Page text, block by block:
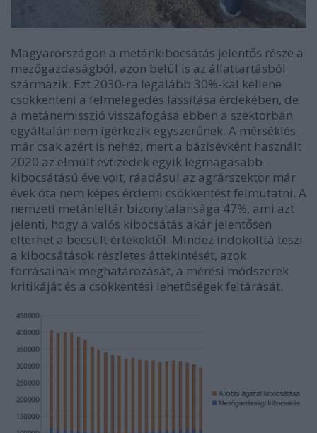
Magyarországon a metánkibocsátás jelentős része a
mezőgazdaságból, azon belül is az állattartásból
származik. Ezt 2030-ra legalább 30%-kal kellene
csökkenteni a felmelegedés lassítása érdekében, de
a metánemisszió visszafogása ebben a szektorban
egyáltalán nem ígérkezik egyszerűnek. A mérséklés
már csak azért is nehéz, mert a bázisévként használt
2020 az elmúlt évtizedek egyik legmagasabb
kibocsátású éve volt, ráadásul az agrárszektor már
évek óta nem képes érdemi csökkentést felmutatni. A
nemzeti metánleltár bizonytalansága 47%, ami azt
jelenti, hogy a valós kibocsátás akár jelentősen
eltérhet a becsült értékektől. Mindez indokolttá teszi
a kibocsátások részletes áttekintését, azok
forrásainak meghatározását, a mérési módszerek
kritikáját és a csökkentési lehetőségek feltárását.